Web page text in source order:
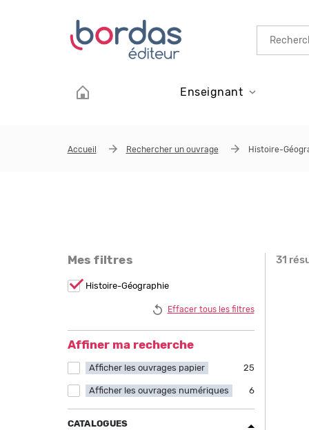
Aller au contenu principal
Enseignant
Accueil Rechercher un ouvrage Histoire-
31
Mes filtres
Remove
Histoire-Géographie
Effacer tous les filtres
Affiner ma recherche
Afficher les ouvrages papier 25
Apply Afficher les ouvrages papier filter
Afficher les ouvrages numériques 6
Apply Afficher les ouvrages numériques
CATALOGUES